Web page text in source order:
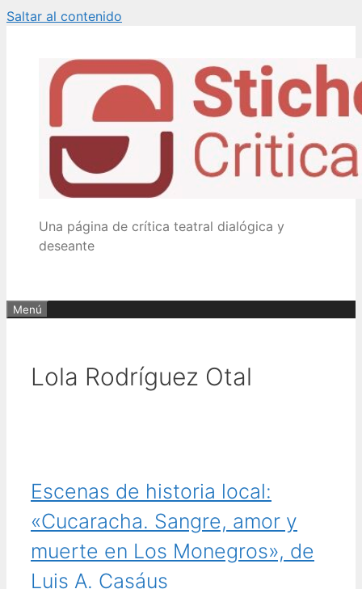
Saltar al contenido
Una página de crítica teatral dialógica y
deseante
Menú
Lola Rodríguez Otal
Escenas de historia local:
«Cucaracha. Sangre, amor y
muerte en Los Monegros», de
Luis A. Casáus